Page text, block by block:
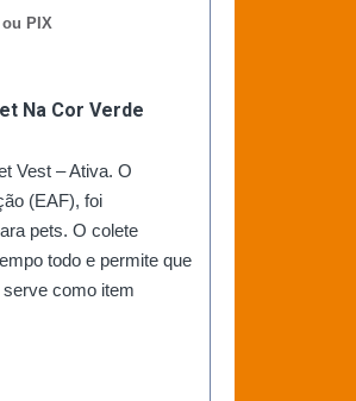
PIX
Na Cor Verde
Vest – Ativa. O
(EAF), foi
pets. O colete
todo e permite que
como item